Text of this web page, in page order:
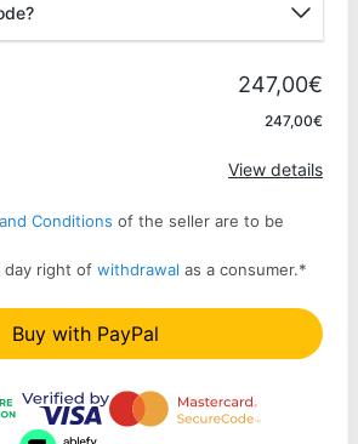
247,00€
247,00€
View details
Conditions of the seller are to be
day right of withdrawal as a consumer.*
Buy with PayPal